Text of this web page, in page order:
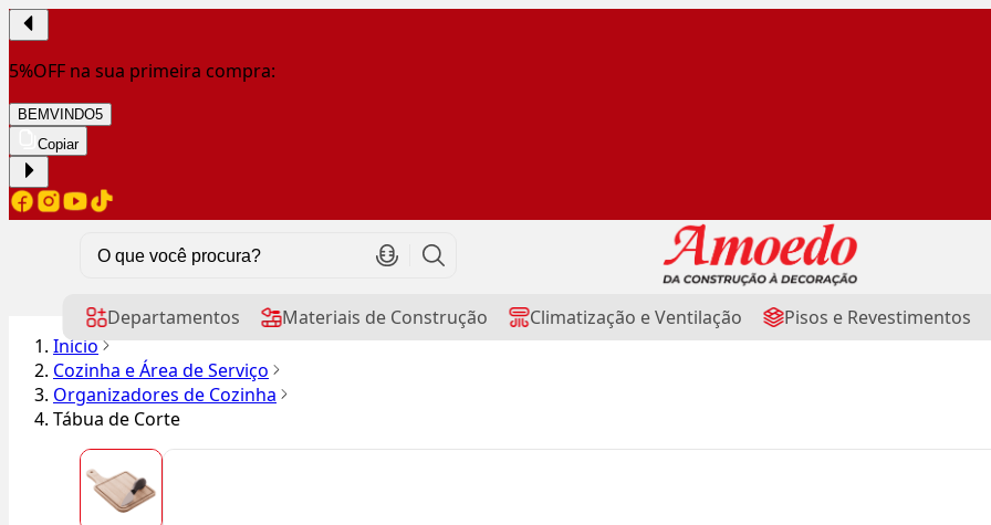
5%OFF na sua primeira compra:
BEMVINDO5
Copiar
Departamentos Materiais de Construção Climatização e Ventilação Pisos e Revestimentos
Início
Cozinha e Área de Serviço
Organizadores de Cozinha
Tábua de Corte